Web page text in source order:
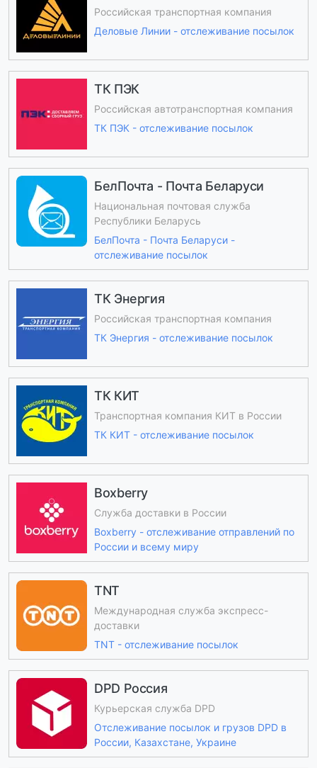
Российская транспортная компания
Деловые Линии - отслеживание посылок
ТК ПЭК
Российская автотранспортная компания
ТК ПЭК - отслеживание посылок
БелПочта - Почта Беларуси
Национальная почтовая служба
Республики Беларусь
БелПочта - Почта Беларуси -
отслеживание посылок
ТК Энергия
Российская транспортная компания
ТК Энергия - отслеживание посылок
ТК КИТ
Транспортная компания КИТ в России
ТК КИТ - отслеживание посылок
Boxberry
Служба доставки в России
Boxberry - отслеживание отправлений по
России и всему миру
TNT
Международная служба экспресс-
доставки
TNT - отслеживание посылок
DPD Россия
Курьерская служба DPD
Отслеживание посылок и грузов DPD в
России, Казахстане, Украине